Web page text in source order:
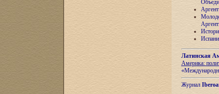
Латинская
Америка:
Журнал